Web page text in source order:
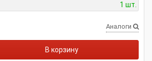
1 шт.
Аналоги
В корзину